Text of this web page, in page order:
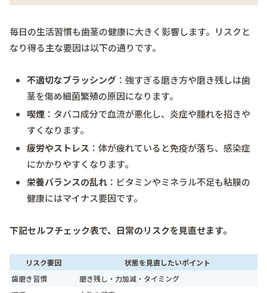
毎日の生活習慣も歯茎の健康に大きく影響します。リスクと
なり得る主な要因は以下の通りです。
不適切なブラッシング ：強すぎる磨き方や磨き残しは歯
茎を傷め細菌繁殖の原因になります。
喫煙 ：タバコ成分で血流が悪化し、炎症や腫れを招きや
すくなります。
疲労やストレス ：体が疲れていると免疫が落ち、感染症
にかかりやすくなります。
栄養バランスの乱れ ：ビタミンやミネラル不足も粘膜の
健康にはマイナス要因です。
下記セルフチェック表で、日常のリスクを見直せます。
リスク要因
状態を見直したいポイント
歯磨き習慣
磨き残し・力加減・タイミング